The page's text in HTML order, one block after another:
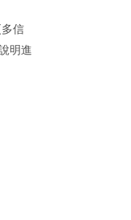
信
明進